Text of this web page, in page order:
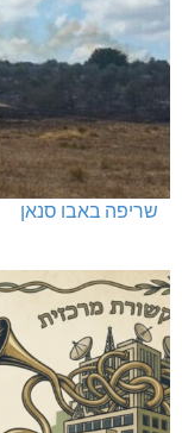
שריפה באבו סנאן